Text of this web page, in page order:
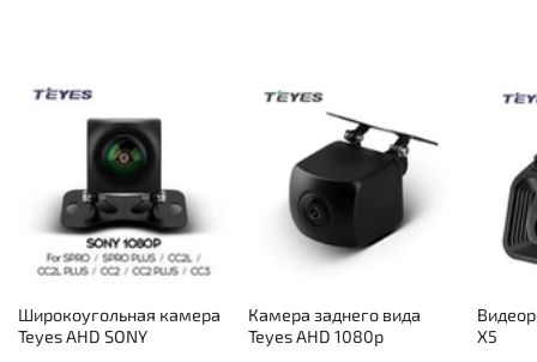
Широкоугольная камера
Teyes AHD SONY
Камера заднего вида
Teyes AHD 1080p
X5